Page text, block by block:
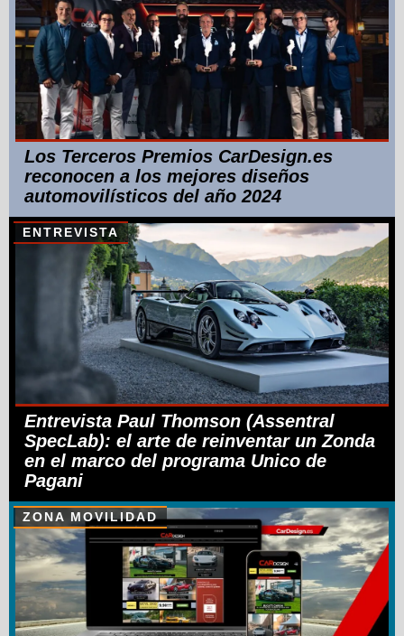
Los Terceros Premios CarDesign.es
reconocen a los mejores diseños
automovilísticos del año 2024
ENTREVISTA
Entrevista Paul Thomson (Assentral
SpecLab): el arte de reinventar un Zonda
en el marco del programa Unico de
Pagani
ZONA MOVILIDAD